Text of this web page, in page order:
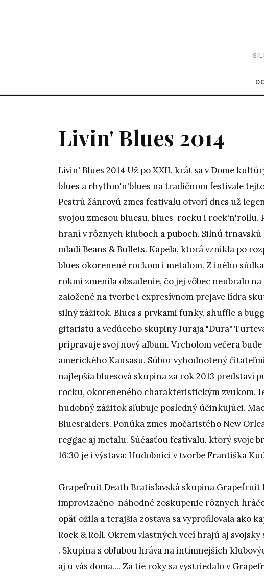
Livin' Blues 2014
Livin' Blues 2014 Už po XXII. krát sa v Dome
blues a rhythm'n'blues na tradičnom festivale
Pestrú žánrovú zmes festivalu otvorí dnes už
svojou zmesou bluesu, blues-rocku i rock'n'rollu.
hraní v rôznych kluboch a puboch. Silnú
mladí Beans & Bullets. Kapela, ktorá vznikla po
blues okorenené rockom i metalom. Z iného
rokmi zmenila obsadenie, čo jej vôbec neubralo
založené na tvorbe i expresívnom prejave lídra
silný zážitok. Blues s prvkami funky, shuffle a
gitaristu a vedúceho skupiny Juraja "Dura"
pripravuje svoj nový album. Vrcholom večera
amerického Kansasu. Súbor vyhodnotený
najlepšia bluesová skupina za rok 2013 predstaví
rocku, okoreneného charakteristickým zvukom.
hudobný zážitok sľubuje posledný účinkujúci.
Bluesraiders. Ponúka zmes močaristého New
reggae aj metalu. Súčasťou festivalu, ktorý svoje
16:30 je i výstava: Hudobníci v tvorbe Františka
Grapefruit Death Bratislavská skupina
improvizačno-náhodné zoskupenie rôznych
opäť ožila a terajšia zostava sa vyprofilovala ako
Rock & Roll. Okrem vlastných vecí hrajú aj
. Skupina s obľubou hráva na intímnejších
aj u vás doma.... Za tie roky sa vystriedalo v